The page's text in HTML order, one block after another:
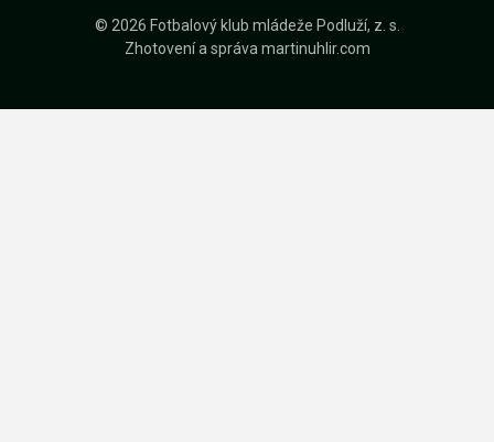
© 2026 Fotbalový klub mládeže Podluží, z. s.
Zhotovení a správamartinuhlir.com